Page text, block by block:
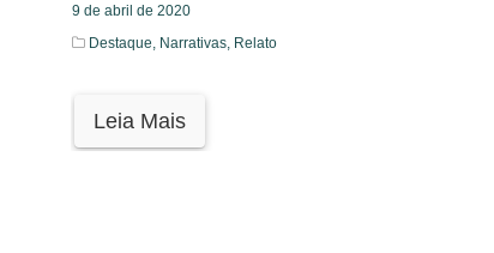
9 de abril de 2020
Destaque, Narrativas, Relato
Leia Mais